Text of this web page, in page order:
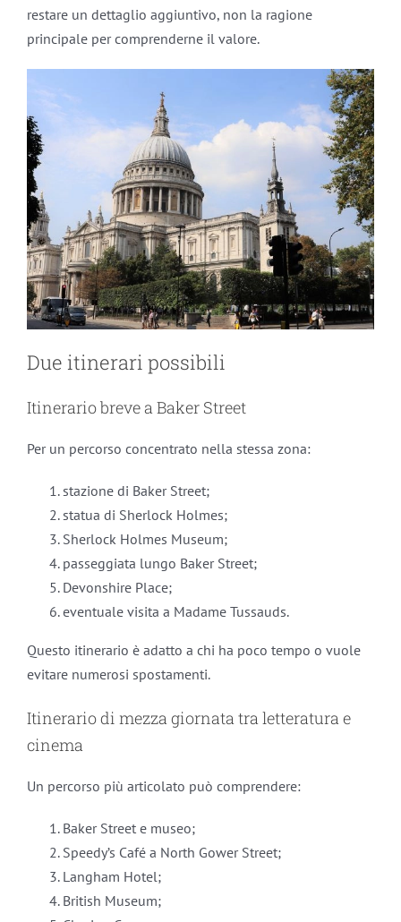
restare un dettaglio aggiuntivo, non la ragione
principale per comprenderne il valore.
Due itinerari possibili
Itinerario breve a Baker Street
Per un percorso concentrato nella stessa zona:
stazione di Baker Street;
statua di Sherlock Holmes;
Sherlock Holmes Museum;
passeggiata lungo Baker Street;
Devonshire Place;
eventuale visita a Madame Tussauds.
Questo itinerario è adatto a chi ha poco tempo o vuole
evitare numerosi spostamenti.
Itinerario di mezza giornata tra letteratura e
cinema
Un percorso più articolato può comprendere:
Baker Street e museo;
Speedy’s Café a North Gower Street;
Langham Hotel;
British Museum;